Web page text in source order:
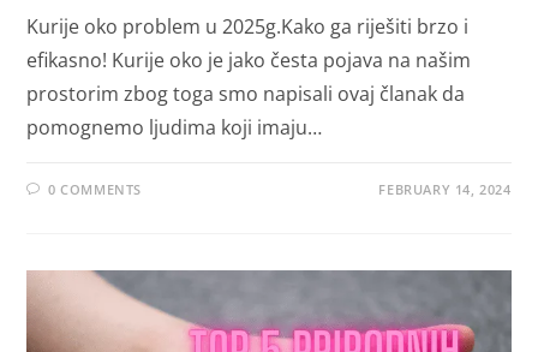
Kurije oko problem u 2025g.Kako ga riješiti brzo i
efikasno! Kurije oko je jako česta pojava na našim
prostorim zbog toga smo napisali ovaj članak da
pomognemo ljudima koji imaju…
0 COMMENTS FEBRUARY 14, 2024